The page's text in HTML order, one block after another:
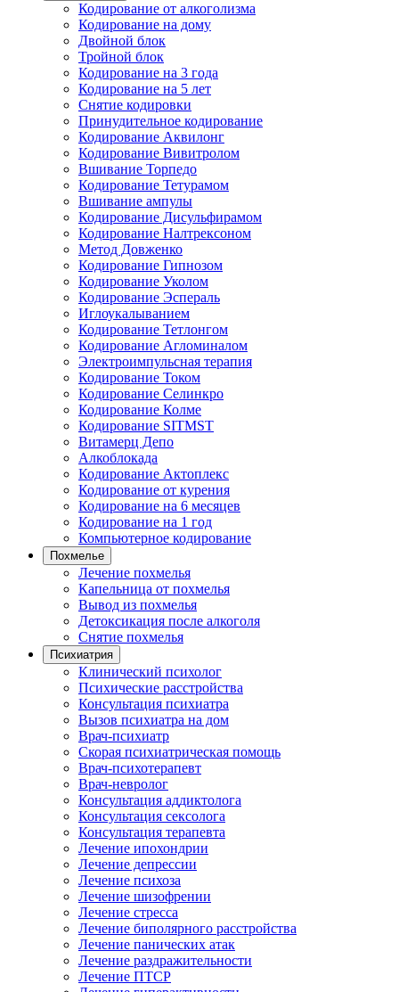
Кодирование от алкоголизма
Кодирование на дому
Двойной блок
Тройной блок
Кодирование на 3 года
Кодирование на 5 лет
Снятие кодировки
Принудительное кодирование
Кодирование Аквилонг
Кодирование Вивитролом
Вшивание Торпедо
Кодирование Тетурамом
Вшивание ампулы
Кодирование Дисульфирамом
Кодирование Налтрексоном
Метод Довженко
Кодирование Гипнозом
Кодирование Уколом
Кодирование Эспераль
Иглоукалыванием
Кодирование Тетлонгом
Кодирование Агломиналом
Электроимпульсная терапия
Кодирование Током
Кодирование Селинкро
Кодирование Колме
Кодирование SITMST
Витамерц Депо
Алкоблокада
Кодирование Актоплекс
Кодирование от курения
Кодирование на 6 месяцев
Кодирование на 1 год
Компьютерное кодирование
Похмелье
Лечение похмелья
Капельница от похмелья
Вывод из похмелья
Детоксикация после алкоголя
Снятие похмелья
Психиатрия
Клинический психолог
Психические расстройства
Консультация психиатра
Вызов психиатра на дом
Врач-психиатр
Скорая психиатрическая помощь
Врач-психотерапевт
Врач-невролог
Консультация аддиктолога
Консультация сексолога
Консультация терапевта
Лечение ипохондрии
Лечение депрессии
Лечение психоза
Лечение шизофрении
Лечение стресса
Лечение биполярного расстройства
Лечение панических атак
Лечение раздражительности
Лечение ПТСР